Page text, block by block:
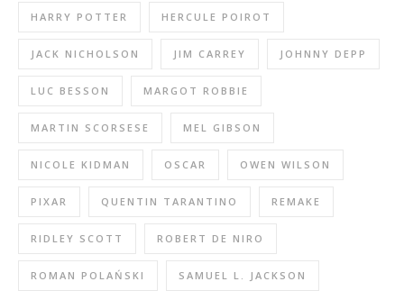
HARRY POTTER HERCULE POIROT
JACK NICHOLSON JIM CARREY JOHNNY DEPP
LUC BESSON MARGOT ROBBIE
MARTIN SCORSESE MEL GIBSON
NICOLE KIDMAN OSCAR OWEN WILSON
PIXAR QUENTIN TARANTINO REMAKE
RIDLEY SCOTT ROBERT DE NIRO
ROMAN POLAŃSKI SAMUEL L. JACKSON